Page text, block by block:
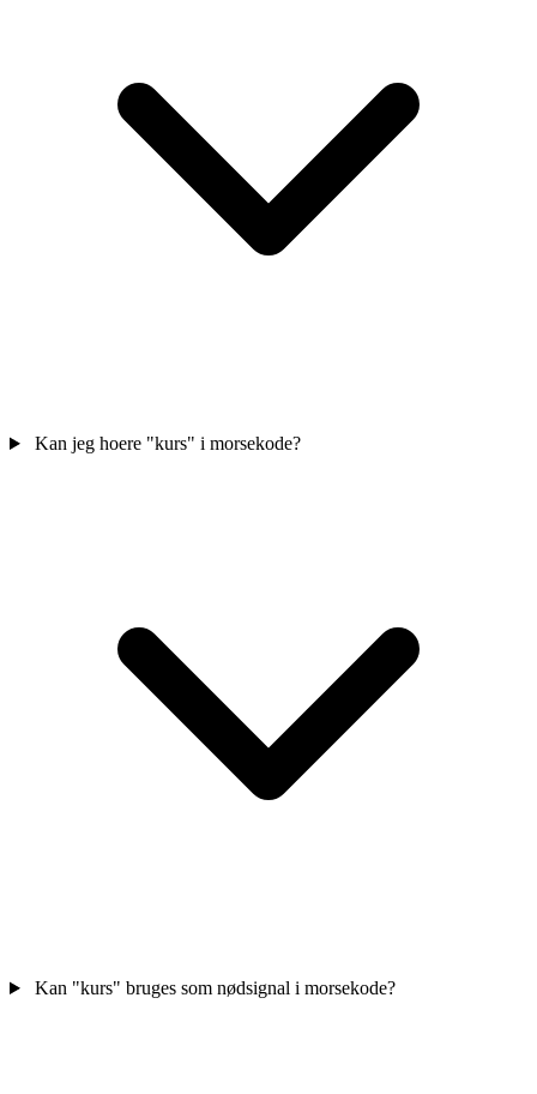
Kan jeg hoere "kurs" i morsekode?
Kan "kurs" bruges som nødsignal i morsekode?